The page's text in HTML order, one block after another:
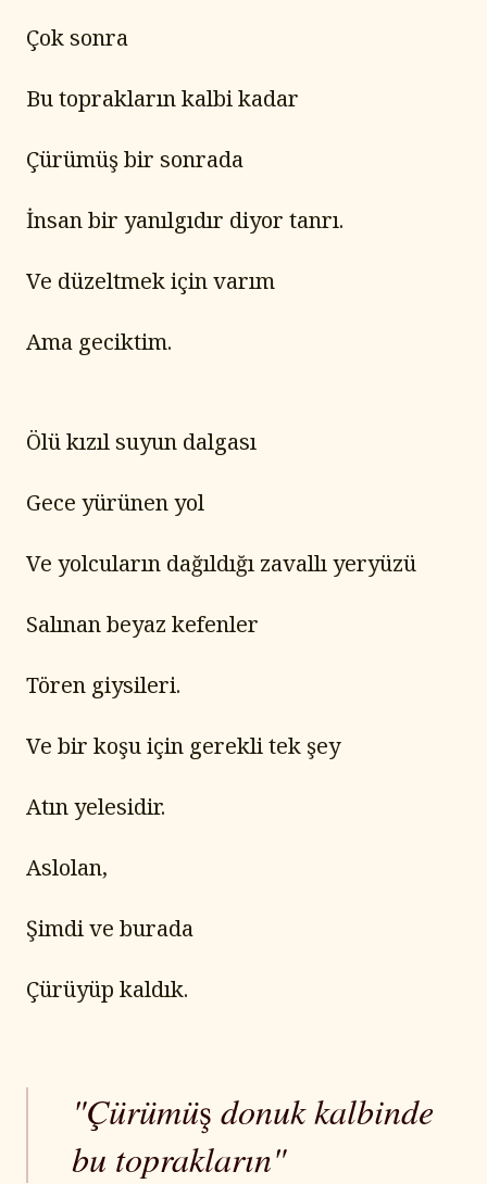
Çok sonra
Bu toprakların kalbi kadar
Çürümüş bir sonrada
İnsan bir yanılgıdır diyor tanrı.
Ve düzeltmek için varım
Ama geciktim.
Ölü kızıl suyun dalgası
Gece yürünen yol
Ve yolcuların dağıldığı zavallı yeryüzü
Salınan beyaz kefenler
Tören giysileri.
Ve bir koşu için gerekli tek şey
Atın yelesidir.
Aslolan,
Şimdi ve burada
Çürüyüp kaldık.
"Çürümüş donuk kalbinde
bu toprakların"